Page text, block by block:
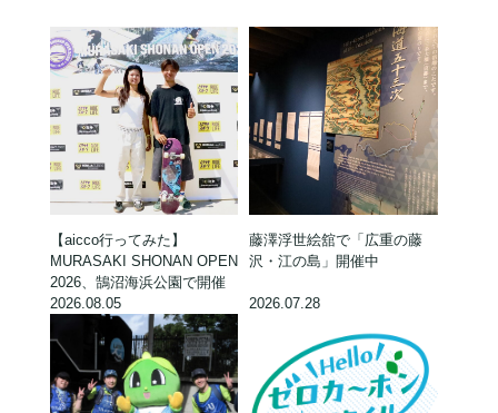
【aicco行ってみた】
MURASAKI SHONAN OPEN
2026、鵠沼海浜公園で開催
2026.08.05
藤澤浮世絵舘で「広重の藤
沢・江の島」開催中
2026.07.28